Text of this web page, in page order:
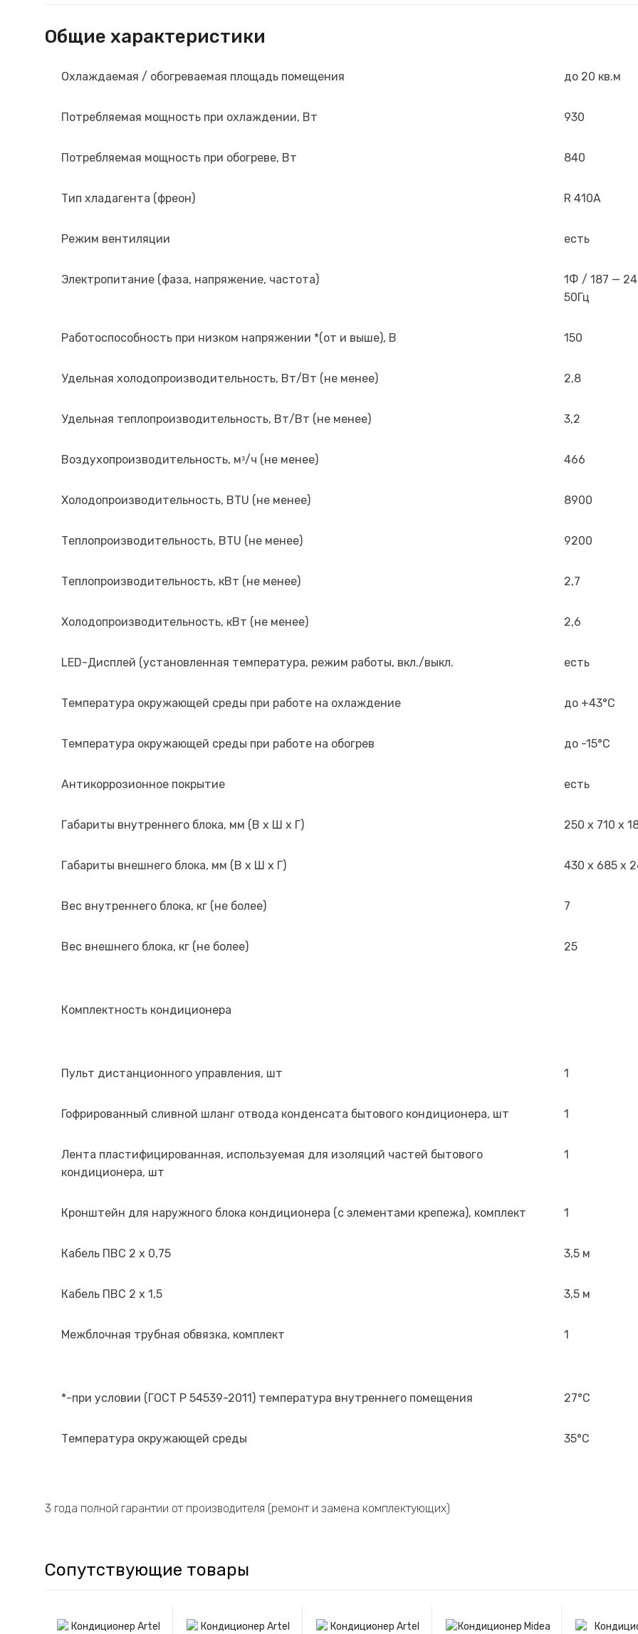
Общие характеристики
Охлаждаемая / обогреваемая площадь помещения до 20 кв.м
Потребляемая мощность при охлаждении, Вт 930
Потребляемая мощность при обогреве, Вт 840
Тип хладагента (фреон) R 410A
Режим вентиляции есть
Электропитание (фаза, напряжение, частота)
1Ф / 187 —
50Гц
Работоспособность при низком напряжении *(от и выше), В 150
Удельная холодопроизводительность, Вт/Вт (не менее) 2,8
Удельная теплопроизводительность, Вт/Вт (не менее) 3,2
Воздухопроизводительность, мᵌ/ч (не менее) 466
Холодопроизводительность, BTU (не менее) 8900
Теплопроизводительность, BTU (не менее) 9200
Теплопроизводительность, кВт (не менее) 2,7
Холодопроизводительность, кВт (не менее) 2,6
LED-Дисплей (установленная температура, режим работы, вкл./выкл. есть
Температура окружающей среды при работе на охлаждение до +43°С
Температура окружающей среды при работе на обогрев до -15°С
Антикоррозионное покрытие есть
Габариты внутреннего блока, мм (В х Ш х Г) 250 x 710 x
Габариты внешнего блока, мм (В х Ш х Г) 430 x 685 x
Вес внутреннего блока, кг (не более) 7
Вес внешнего блока, кг (не более) 25
Комплектность кондиционера
Пульт дистанционного управления, шт 1
Гофрированный сливной шланг отвода конденсата бытового кондиционера, шт 1
Лента пластифицированная, используемая для изоляций частей бытового
кондиционера, шт
1
Кронштейн для наружного блока кондиционера (с элементами крепежа), комплект 1
Кабель ПВС 2 х 0,75 3,5 м
Кабель ПВС 2 х 1,5 3,5 м
Межблочная трубная обвязка, комплект 1
*-при условии (ГОСТ Р 54539-2011) температура внутреннего помещения 27°С
Температура окружающей среды 35°С
3 года полной гарантии от производителя (ремонт и замена комплектующих)
Сопутствующие товары